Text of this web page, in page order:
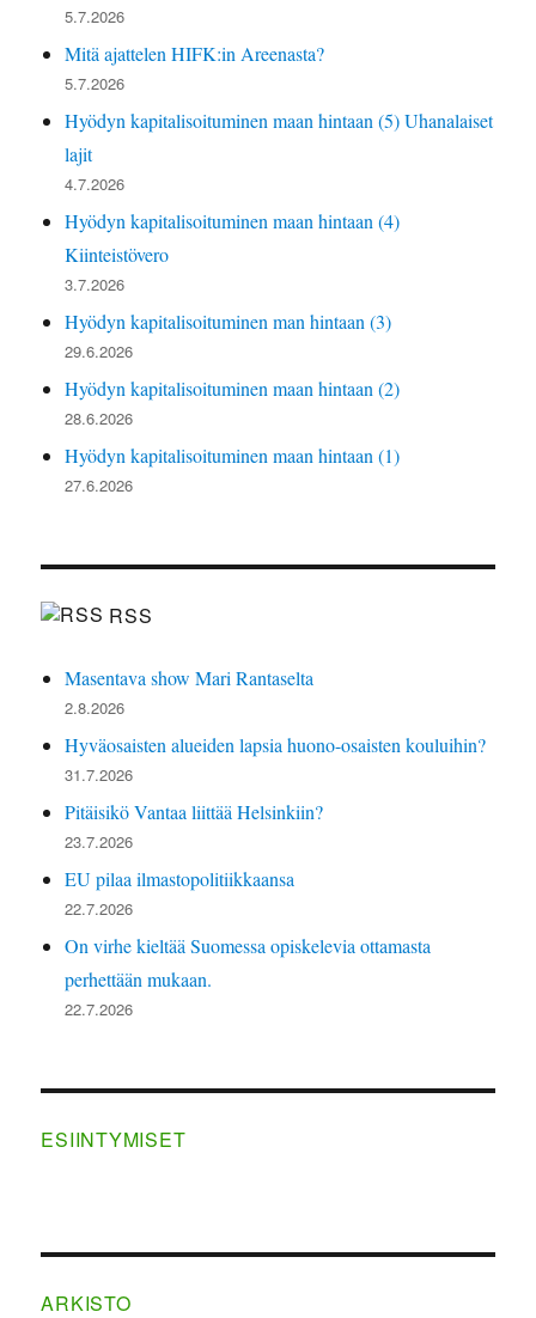
5.7.2026
Mitä ajattelen HIFK:in Areenasta?
5.7.2026
Hyödyn kapitalisoituminen maan hintaan (5) Uhanalaiset
lajit
4.7.2026
Hyödyn kapitalisoituminen maan hintaan (4)
Kiinteistövero
3.7.2026
Hyödyn kapitalisoituminen man hintaan (3)
29.6.2026
Hyödyn kapitalisoituminen maan hintaan (2)
28.6.2026
Hyödyn kapitalisoituminen maan hintaan (1)
27.6.2026
RSS
Masentava show Mari Rantaselta
2.8.2026
Hyväosaisten alueiden lapsia huono-osaisten kouluihin?
31.7.2026
Pitäisikö Vantaa liittää Helsinkiin?
23.7.2026
EU pilaa ilmastopolitiikkaansa
22.7.2026
On virhe kieltää Suomessa opiskelevia ottamasta
perhettään mukaan.
22.7.2026
ESIINTYMISET
ARKISTO